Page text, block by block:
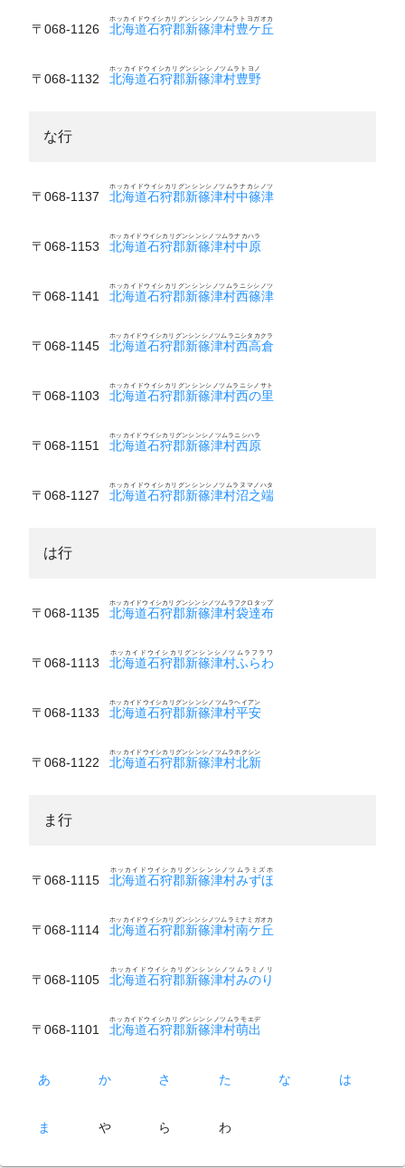
〒068-1126 北海道石狩郡新篠津村豊ケ丘
ホッカイドウイシカリグンシンシノツムラトヨガオカ
〒068-1132 北海道石狩郡新篠津村豊野
ホッカイドウイシカリグンシンシノツムラトヨノ
な行
〒068-1137 北海道石狩郡新篠津村中篠津
ホッカイドウイシカリグンシンシノツムラナカシノツ
〒068-1153 北海道石狩郡新篠津村中原
ホッカイドウイシカリグンシンシノツムラナカハラ
〒068-1141 北海道石狩郡新篠津村西篠津
ホッカイドウイシカリグンシンシノツムラニシシノツ
〒068-1145 北海道石狩郡新篠津村西高倉
ホッカイドウイシカリグンシンシノツムラニシタカクラ
〒068-1103 北海道石狩郡新篠津村西の里
ホッカイドウイシカリグンシンシノツムラニシノサト
〒068-1151 北海道石狩郡新篠津村西原
ホッカイドウイシカリグンシンシノツムラニシハラ
〒068-1127 北海道石狩郡新篠津村沼之端
ホッカイドウイシカリグンシンシノツムラヌマノハタ
は行
〒068-1135 北海道石狩郡新篠津村袋達布
ホッカイドウイシカリグンシンシノツムラフクロタップ
〒068-1113 北海道石狩郡新篠津村ふらわ
ホッカイドウイシカリグンシンシノツムラフラワ
〒068-1133 北海道石狩郡新篠津村平安
ホッカイドウイシカリグンシンシノツムラヘイアン
〒068-1122 北海道石狩郡新篠津村北新
ホッカイドウイシカリグンシンシノツムラホクシン
ま行
〒068-1115 北海道石狩郡新篠津村みずほ
ホッカイドウイシカリグンシンシノツムラミズホ
〒068-1114 北海道石狩郡新篠津村南ケ丘
ホッカイドウイシカリグンシンシノツムラミナミガオカ
〒068-1105 北海道石狩郡新篠津村みのり
ホッカイドウイシカリグンシンシノツムラミノリ
〒068-1101 北海道石狩郡新篠津村萌出
ホッカイドウイシカリグンシンシノツムラモエデ
あ か さ た な は
ま や ら わ